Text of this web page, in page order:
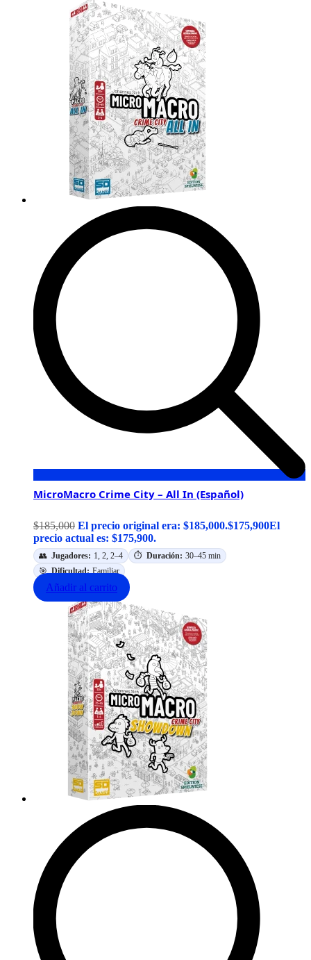
MicroMacro Crime City – All In (Español)
$185,000 El precio original era: $185,000.$175,900El
precio actual es: $175,900.
👥 Jugadores: 1, 2, 2–4 ⏱️ Duración: 30–45 min
🎯 Dificultad: Familiar
Añadir al carrito